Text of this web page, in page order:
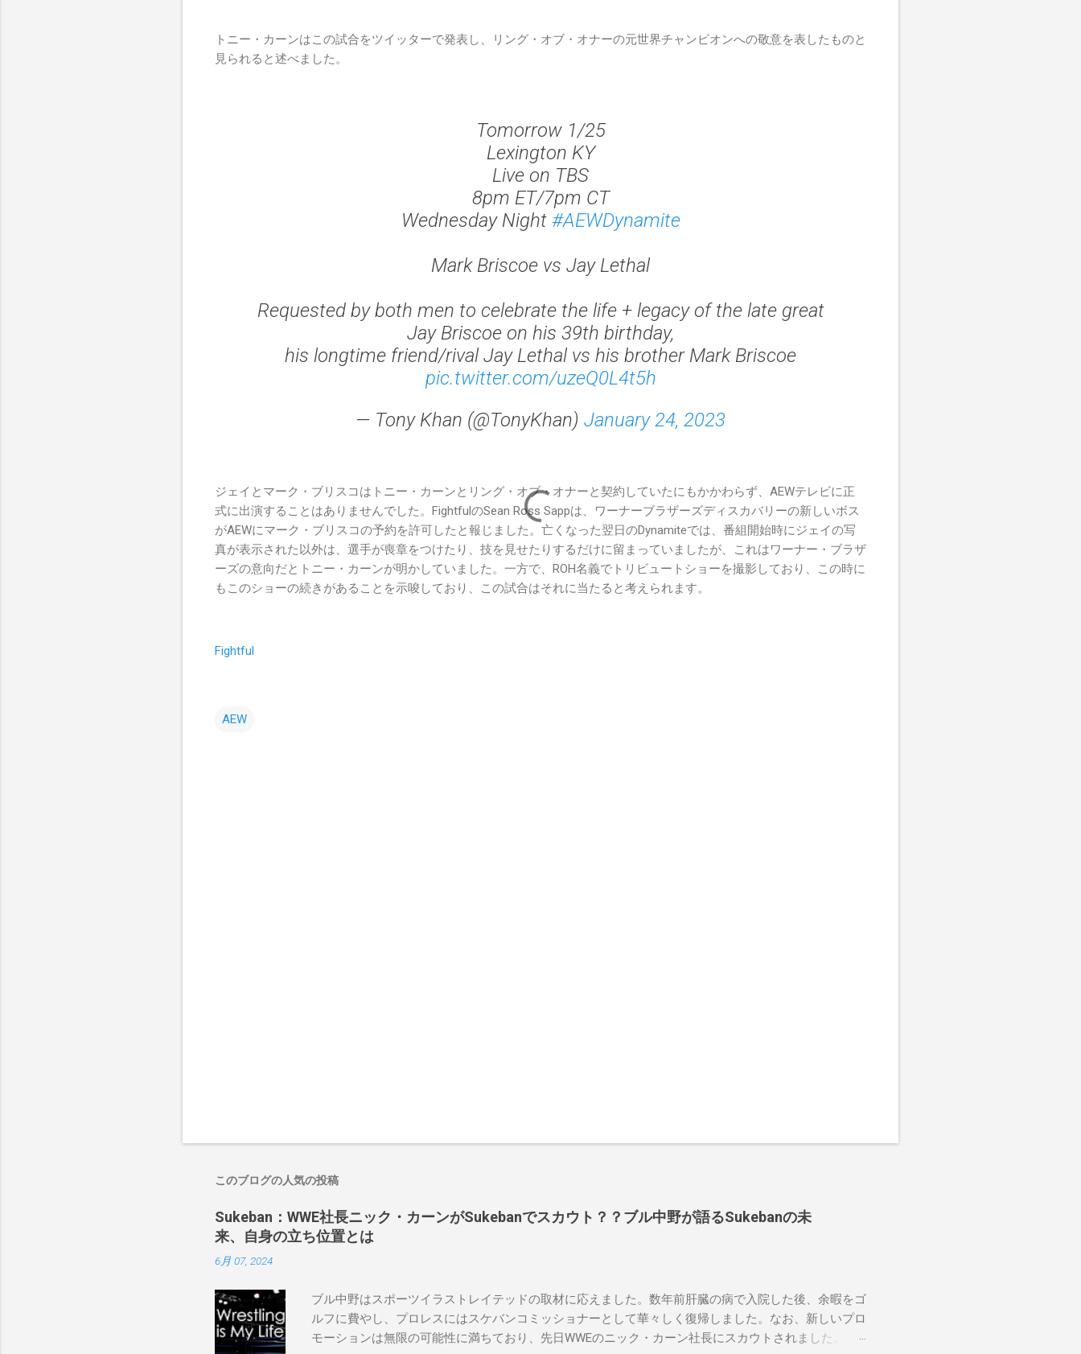
トニー・カーンはこの試合をツイッターで発表し、リング・オブ・オナーの元世界チャンピオンへの敬意を表したものと
見られると述べました。
Tomorrow 1/25
Lexington KY
Live on TBS
8pm ET/7pm CT
Wednesday Night #AEWDynamite
Mark Briscoe vs Jay Lethal
Requested by both men to celebrate the life + legacy of the late great
Jay Briscoe on his 39th birthday,
his longtime friend/rival Jay Lethal vs his brother Mark Briscoe
pic.twitter.com/uzeQ0L4t5h
— Tony Khan (@TonyKhan) January 24, 2023
ジェイとマーク・ブリスコはトニー・カーンとリング・オブ・オナーと契約していたにもかかわらず、AEWテレビに正
式に出演することはありませんでした。FightfulのSean Ross Sappは、ワーナーブラザーズディスカバリーの新しいボス
がAEWにマーク・ブリスコの予約を許可したと報じました。亡くなった翌日のDynamiteでは、番組開始時にジェイの写
真が表示された以外は、選手が喪章をつけたり、技を見せたりするだけに留まっていましたが、これはワーナー・ブラザ
ーズの意向だとトニー・カーンが明かしていました。一方で、ROH名義でトリビュートショーを撮影しており、この時に
もこのショーの続きがあることを示唆しており、この試合はそれに当たると考えられます。
Fightful
AEW
このブログの人気の投稿
Sukeban：WWE社長ニック・カーンがSukebanでスカウト？？ブル中野が語るSukebanの未
来、自身の立ち位置とは
6月 07, 2024
ブル中野はスポーツイラストレイテッドの取材に応えました。数年前肝臓の病で入院した後、余暇をゴ
ルフに費やし、プロレスにはスケバンコミッショナーとして華々しく復帰しました。なお、新しいプロ
モーションは無限の可能性に満ちており、先日WWEのニック・カーン社長にスカウトされました。